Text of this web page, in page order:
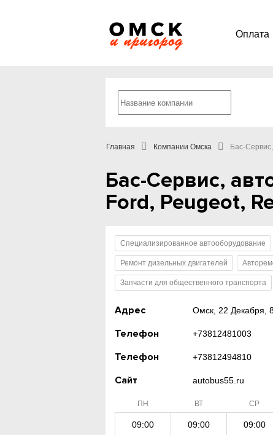
Оплата
Главная Компании Омска Бас-
Бас-Сервис,
Ford, Peugeot,
Специализированное автооборудование
Ремонт дизельных двигателей
Запчасти для общественного транспорта
Адрес Омск, 22 Декабря,
Телефон +73812481003
Телефон +73812494810
Сайт autobus55.ru
ПН ВТ СР
09:00 09:00 09:00